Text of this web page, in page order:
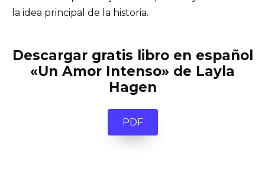
la idea principal de la historia.
Descargar gratis libro en español
«Un Amor Intenso» de Layla
Hagen
PDF